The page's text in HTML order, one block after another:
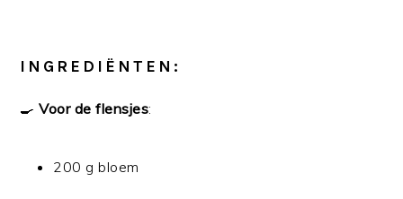
INGREDIËNTEN:
🍳Voor de flensjes:
200 g bloem